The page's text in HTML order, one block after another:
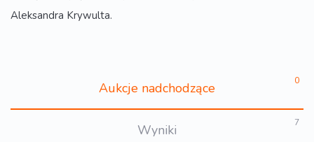
Aleksandra Krywulta.
Aukcje nadchodzące 0
Wyniki 7